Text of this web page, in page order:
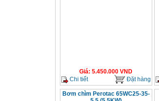
Giá: 5.450.000 VND
Chi tiết
Đặt hàng
Bơm chìm Perotac 65WC25-35-